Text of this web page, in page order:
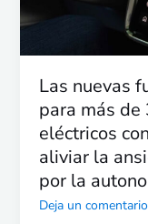
Las nuevas
para más
eléctricos
aliviar la
por la
Deja un comentario
de
vehículos
eléctricos
con
Android
Auto
buscan